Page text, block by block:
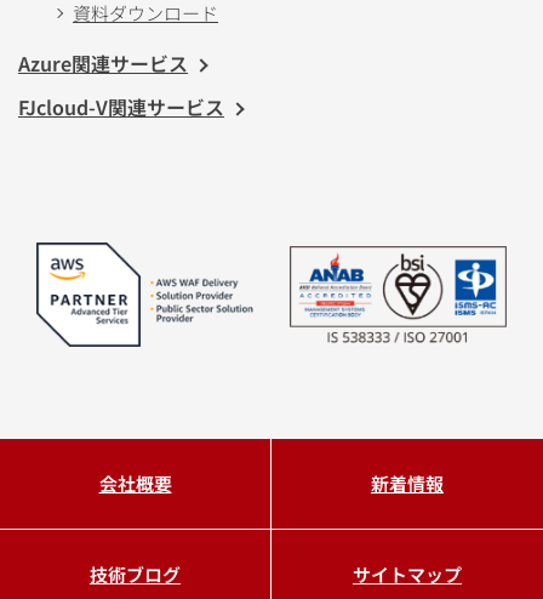
資料ダウンロード
Azure関連サービス
FJcloud-V関連サービス
会社概要 新着情報
技術ブログ サイトマップ